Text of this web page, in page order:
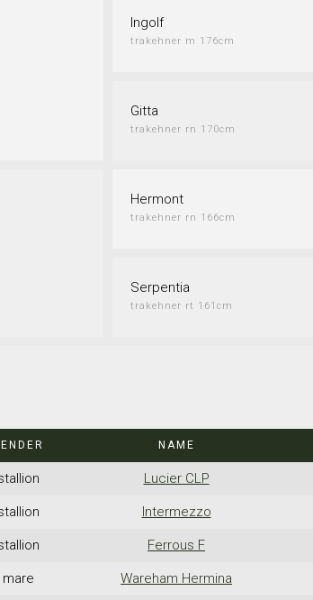
Ingolf
trakehner m 176cm
Gitta
trakehner rn 170cm
Hermont
trakehner rn 166cm
Serpentia
trakehner rt 161cm
NAME
Lucier CLP
Intermezzo
Ferrous F
mare Wareham Hermina